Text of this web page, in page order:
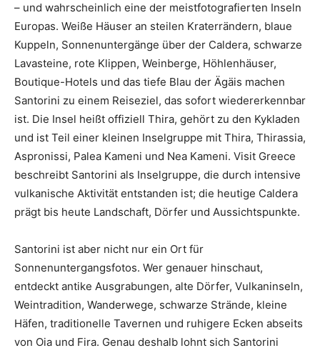
– und wahrscheinlich eine der meistfotografierten Inseln
Europas. Weiße Häuser an steilen Kraterrändern, blaue
Kuppeln, Sonnenuntergänge über der Caldera, schwarze
Lavasteine, rote Klippen, Weinberge, Höhlenhäuser,
Boutique-Hotels und das tiefe Blau der Ägäis machen
Santorini zu einem Reiseziel, das sofort wiedererkennbar
ist. Die Insel heißt offiziell Thira, gehört zu den Kykladen
und ist Teil einer kleinen Inselgruppe mit Thira, Thirassia,
Aspronissi, Palea Kameni und Nea Kameni. Visit Greece
beschreibt Santorini als Inselgruppe, die durch intensive
vulkanische Aktivität entstanden ist; die heutige Caldera
prägt bis heute Landschaft, Dörfer und Aussichtspunkte.
Santorini ist aber nicht nur ein Ort für
Sonnenuntergangsfotos. Wer genauer hinschaut,
entdeckt antike Ausgrabungen, alte Dörfer, Vulkaninseln,
Weintradition, Wanderwege, schwarze Strände, kleine
Häfen, traditionelle Tavernen und ruhigere Ecken abseits
von Oia und Fira. Genau deshalb lohnt sich Santorini